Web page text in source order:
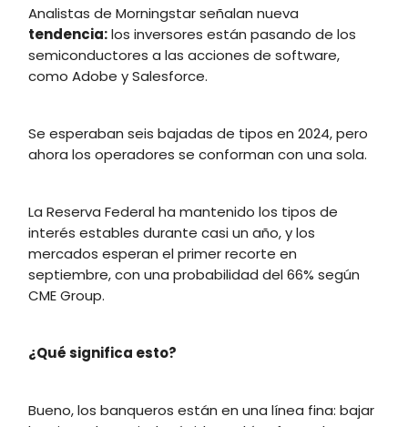
Analistas de Morningstar señalan nueva
tendencia:los inversores están pasando de los
semiconductores a las acciones de software,
como Adobe y Salesforce.
Se esperaban seis bajadas de tipos en 2024, pero
ahora los operadores se conforman con una sola.
La Reserva Federal ha mantenido los tipos de
interés estables durante casi un año, y los
mercados esperan el primer recorte en
septiembre, con una probabilidad del 66% según
CME Group.
¿Qué significa esto?
Bueno, los banqueros están en una línea fina: bajar